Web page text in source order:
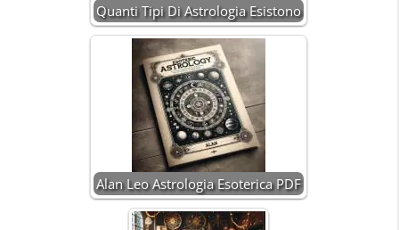
Quanti Tipi Di Astrologia Esistono
Alan Leo Astrologia Esoterica PDF